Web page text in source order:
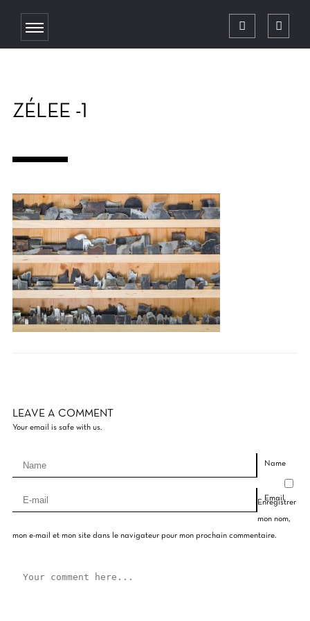
ZÉLEE -1
LEAVE A COMMENT
Your email is safe with us.
Name
Email
Enregistrer
mon nom,
mon e-mail et mon site dans le navigateur pour mon prochain commentaire.